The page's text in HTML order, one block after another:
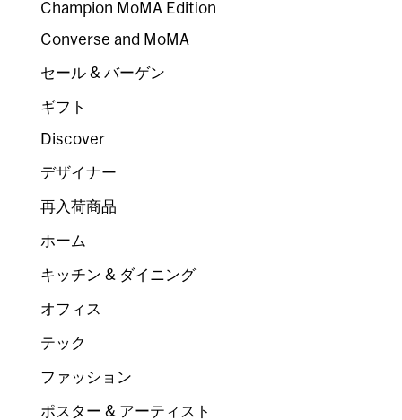
Champion MoMA Edition
Converse and MoMA
セール & バーゲン
ギフト
Discover
デザイナー
再入荷商品
ホーム
キッチン & ダイニング
オフィス
テック
ファッション
ポスター & アーティスト